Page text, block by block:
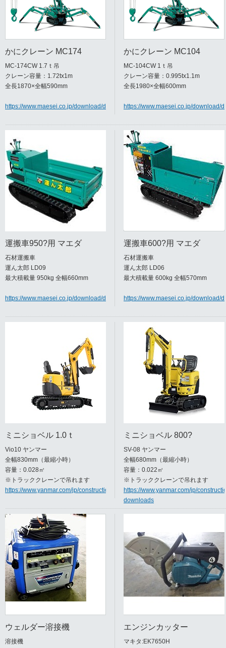
かにクレーン MC174
MC-174CW 1.7ｔ吊
クレーン容量：1.72tx1m
全長1870×全幅590mm
https://www.maesei.co.jp/download/docs/MC174CW_catalog.pdf
かにクレーン MC104
MC-104CW 1ｔ吊
クレーン容量：0.995tx1.1m
全長1980×全幅600mm
https://www.maesei.co.jp/download/
運搬車950?用 マエダ
石材運搬車
運ん太郎 LD09
最大積載量 950kg 全幅660mm
https://www.maesei.co.jp/download/docs/LD09_catalog.pdf
運搬車600?用 マエダ
石材運搬車
運ん太郎 LD06
最大積載量 600kg 全幅570mm
https://www.maesei.co.jp/download/
ミニショベル 1.0ｔ
Vio10 ヤンマー
全幅830mm（最縮小時）
容量：0.028㎥
※トラッククレーンで吊れます
https://www.yanmar.com/jp/construction/products/excavator/vio10_vio12/
ミニショベル 800?
SV-08 ヤンマー
全幅680mm（最縮小時）
容量：0.022㎥
※トラッククレーンで吊れます
https://www.yanmar.com/jp/
downloads
ウェルダー溶接機
溶接機
エンジンカッター
マキタ:EK7650H